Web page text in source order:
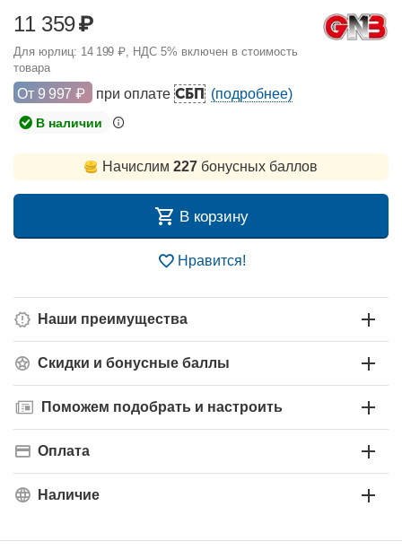
11 359₽
Для юрлиц: 14 199 ₽, НДС 5% включен в стоимость
товара
От 9 997 ₽ при оплате СБП (подробнее)
В наличии
Начислим 227 бонусных баллов
В корзину
Нравится!
Наши преимущества
Скидки и бонусные баллы
Поможем подобрать и настроить
Оплата
Наличие